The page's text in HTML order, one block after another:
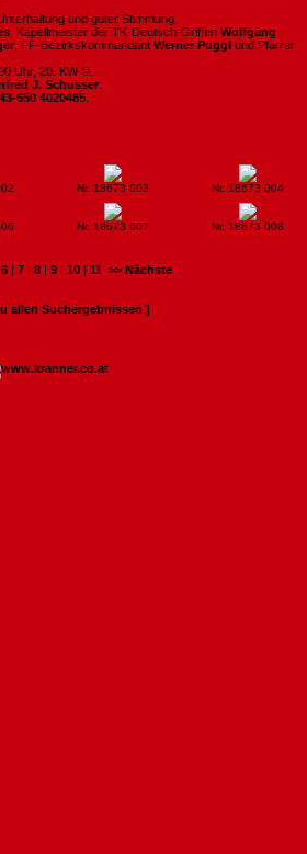
und guter Stimmung.
, Kapellmeister der TK-Deutsch-Griffen Wolfgang
, FF-Bezirkskommandant Werner Puggl und Pfarrer
Uhr, 20. KW ©.
J. Schusser
650 4020485
Nr. 18673 003 Nr. 18673 004
Nr. 18673 007 Nr. 18673 008
6 | 7 | 8 | 9 | 10 | 11 >> Nächste
allen Suchergebnissen ]